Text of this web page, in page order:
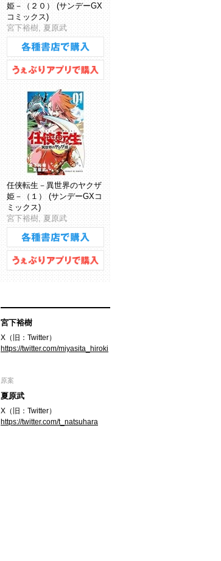
姫－（２０） (サンデーGX
コミックス)
宮下裕樹, 夏原武
任侠転生－異世界のヤクザ
姫－（１） (サンデーGXコ
ミックス)
宮下裕樹, 夏原武
宮下裕樹
X（旧：Twitter）
https://twitter.com/miyasita_hiroki
原案
夏原武
X（旧：Twitter）
https://twitter.com/t_natsuhara